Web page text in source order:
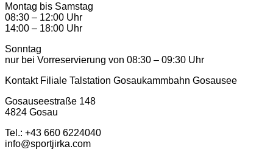
Montag bis Samstag
08:30 – 12:00 Uhr
14:00 – 18:00 Uhr
Sonntag
nur bei Vorreservierung von 08:30 – 09:30 Uhr
Kontakt Filiale Talstation Gosaukammbahn Gosausee
Gosauseestraße 148
4824 Gosau
Tel.: ‭+43 660 6224040‬
info@sportjirka.com